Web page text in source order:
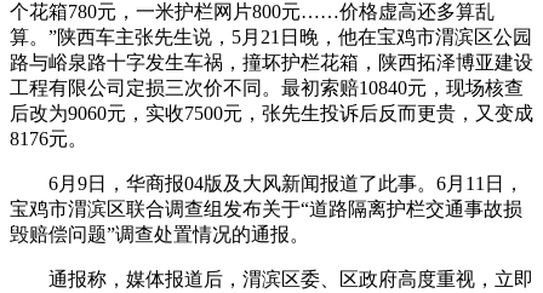
个花箱780元，一米护栏网片800元……价格虚高还多算乱
算。”陕西车主张先生说，5月21日晚，他在宝鸡市渭滨区公园
路与峪泉路十字发生车祸，撞坏护栏花箱，陕西拓泽博亚建设
工程有限公司定损三次价不同。最初索赔10840元，现场核查
后改为9060元，实收7500元，张先生投诉后反而更贵，又变成
8176元。
6月9日，华商报04版及大风新闻报道了此事。6月11日，
宝鸡市渭滨区联合调查组发布关于“道路隔离护栏交通事故损
毁赔偿问题”调查处置情况的通报。
通报称，媒体报道后，渭滨区委、区政府高度重视，立即